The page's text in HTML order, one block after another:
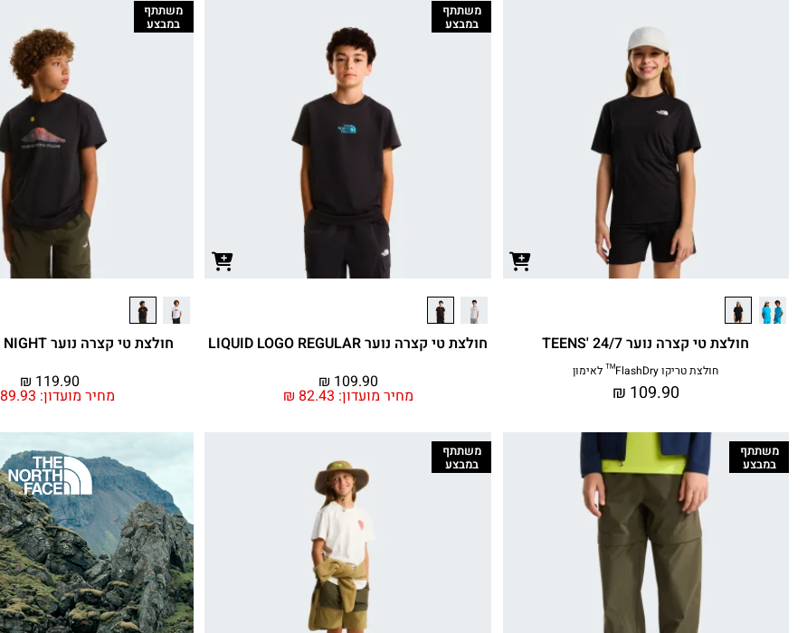
חולצת טי קצרה נוער TEENS' 24/7
חולצת טריקו FlashDry™ לאימון
₪ 109.90
משתתף
במבצע
חולצת טי קצרה נוער LIQUID LOGO REGULAR
מחיר מועדון: ₪ 82.43
₪ 109.90
משתתף
במבצע
חולצת טי קצרה נוער MOUNTAIN NIGHT
מחיר מועדון: 89.93
₪ 119.90
משתתף
במבצע
משתתף
במבצע